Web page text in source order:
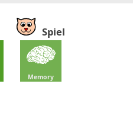
Spiel
Memory